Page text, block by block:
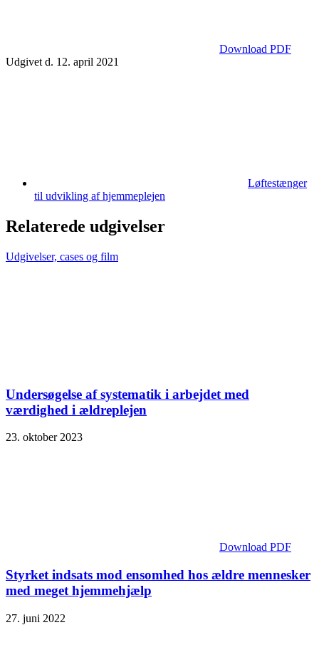
Download PDF
Udgivet d. 12. april 2021
Løftestænger
til udvikling af hjemmeplejen
Relaterede udgivelser
Udgivelser, cases og film
Undersøgelse af systematik i arbejdet med
værdighed i ældreplejen
23. oktober 2023
Download PDF
Styrket indsats mod ensomhed hos ældre mennesker
med meget hjemmehjælp
27. juni 2022